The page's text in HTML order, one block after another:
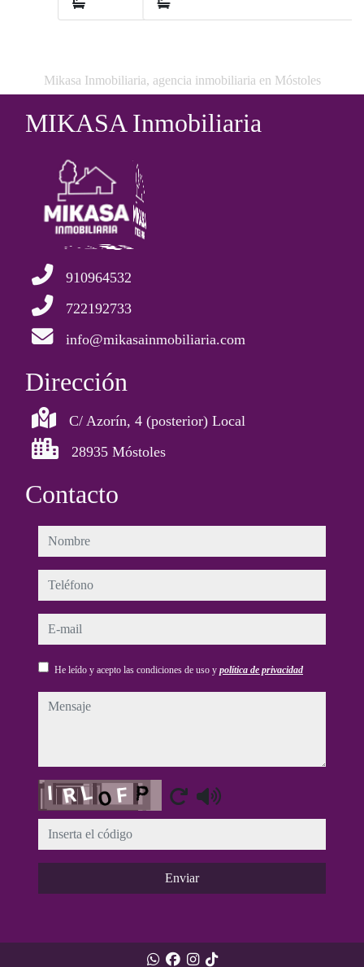
Mikasa Inmobiliaria, agencia inmobiliaria en Móstoles
MIKASA Inmobiliaria
910964532
722192733
info@mikasainmobiliaria.com
Dirección
C/ Azorín, 4 (posterior) Local
28935 Móstoles
Contacto
nombre
teléfono
e-mail
He leído y acepto las condiciones de uso y política de privacidad
mensaje
Captcha
Enviar